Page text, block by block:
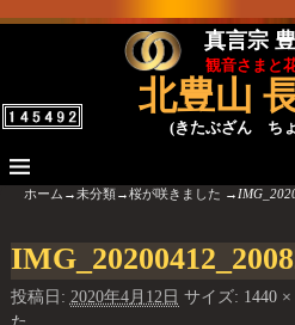
真言宗
観音さまと
北豊山
(きたぶざん ち
ホーム →未分類 →桜が咲きました →
投稿日: 2020年4月12日 サイズ: 1440 ×